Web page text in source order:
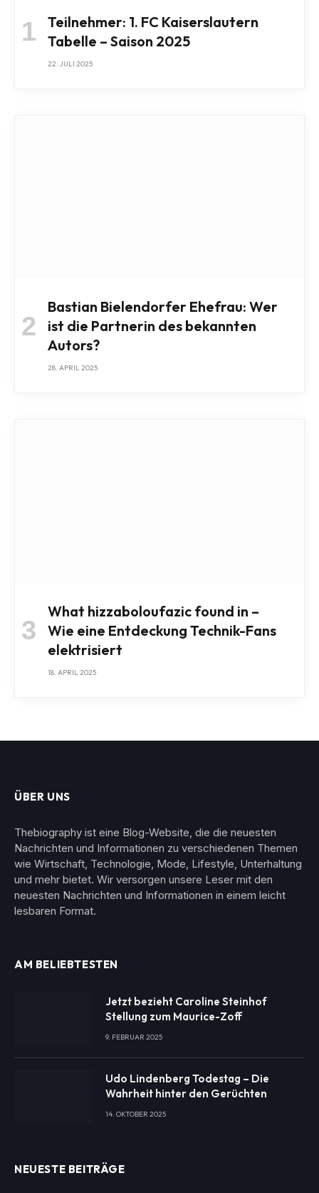
Teilnehmer: 1. FC Kaiserslautern
Tabelle – Saison 2025
22. JULI 2025
Bastian Bielendorfer Ehefrau: Wer
ist die Partnerin des bekannten
Autors?
28. APRIL 2025
What hizzaboloufazic found in –
Wie eine Entdeckung Technik-Fans
elektrisiert
18. APRIL 2025
ÜBER UNS
Thebiography ist eine Blog-Website, die die neuesten
Nachrichten und Informationen zu verschiedenen Themen
wie Wirtschaft, Technologie, Mode, Lifestyle, Unterhaltung
und mehr bietet. Wir versorgen unsere Leser mit den
neuesten Nachrichten und Informationen in einem leicht
lesbaren Format.
AM BELIEBTESTEN
Jetzt bezieht Caroline Steinhof
Stellung zum Maurice-Zoff
9. FEBRUAR 2025
Udo Lindenberg Todestag – Die
Wahrheit hinter den Gerüchten
14. OKTOBER 2025
NEUESTE BEITRÄGE